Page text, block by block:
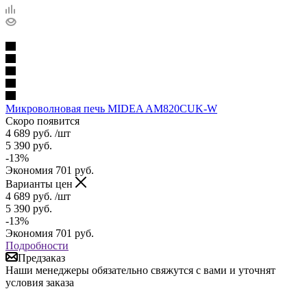
Микроволновая печь MIDEA AM820CUK-W
Скоро появится
4 689 руб. /шт
5 390 руб.
-13%
Экономия 701 руб.
Варианты цен
4 689 руб. /шт
5 390 руб.
-13%
Экономия 701 руб.
Подробности
Предзаказ
Наши менеджеры обязательно свяжутся с вами и уточнят
условия заказа